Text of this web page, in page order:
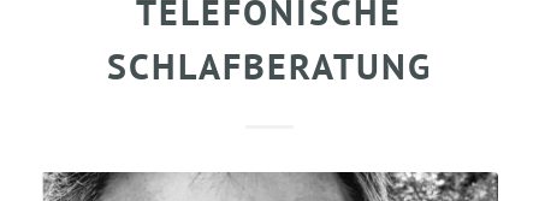
TELEFONISCHE
SCHLAFBERATUNG